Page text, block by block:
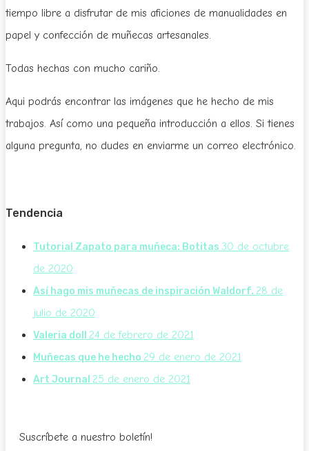
tiempo libre a disfrutar de mis aficiones de manualidades en
papel y confección de muñecas artesanales.
Todas hechas con mucho cariño.
Aqui podrás encontrar las imágenes que he hecho de mis
trabajos. Así como una pequeña introducción a ellos. Si tienes
alguna pregunta, no dudes en enviarme un correo electrónico.
Tendencia
Tutorial Zapato para muñeca: Botitas 30 de octubre
de 2020
Así hago mis muñecas de inspiración Waldorf. 28 de
julio de 2020
Valeria doll 24 de febrero de 2021
Muñecas que he hecho 29 de enero de 2021
Art Journal 25 de enero de 2021
Suscríbete a nuestro boletín!